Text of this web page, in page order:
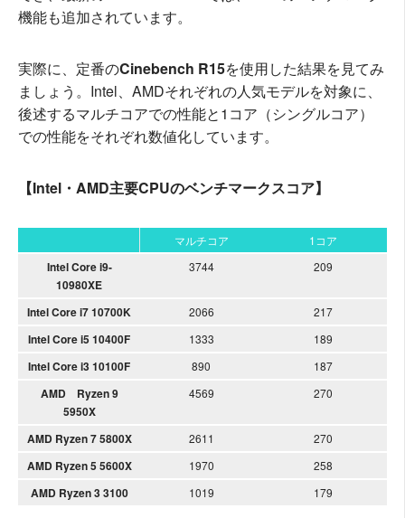
機能も追加されています。
実際に、定番のCinebench R15を使用した結果を見てみ
ましょう。Intel、AMDそれぞれの人気モデルを対象に、
後述するマルチコアでの性能と1コア（シングルコア）
での性能をそれぞれ数値化しています。
【Intel・AMD主要CPUのベンチマークスコア】
マルチコア 1コア
Intel Core i9-
10980XE
3744 209
Intel Core i7 10700K 2066 217
Intel Core i5 10400F 1333 189
Intel Core i3 10100F 890 187
AMD Ryzen 9
5950X
4569 270
AMD Ryzen 7 5800X 2611 270
AMD Ryzen 5 5600X 1970 258
AMD Ryzen 3 3100 1019 179